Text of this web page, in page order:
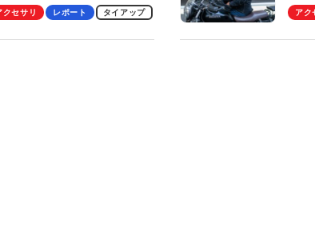
」の実機レビューも
クセサリ レポート タイアップ
ビュ
性が
アク